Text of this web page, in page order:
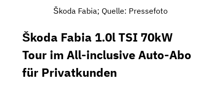
Škoda Fabia; Quelle: Pressefoto
Škoda Fabia 1.0l TSI 70kW
Tour im All-inclusive Auto-Abo
für Privatkunden